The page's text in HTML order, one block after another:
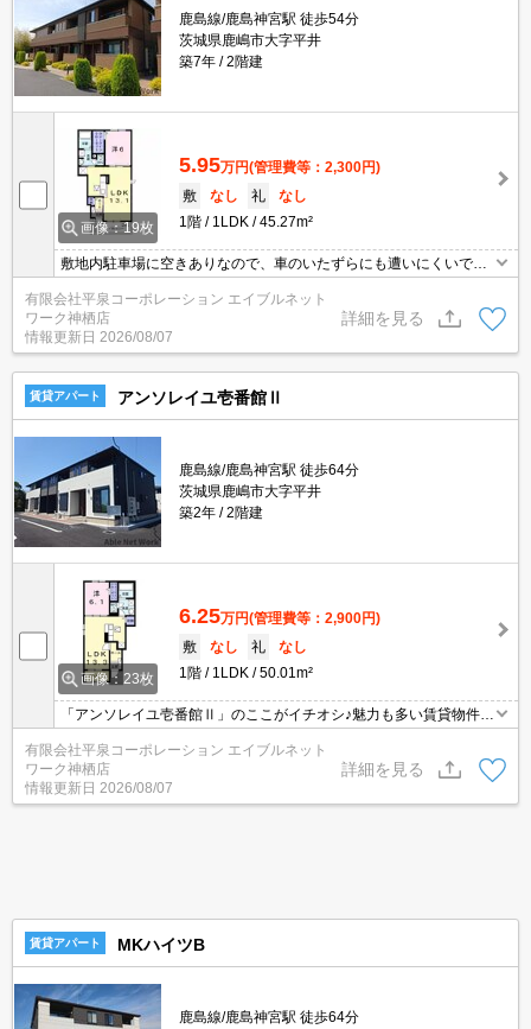
鹿島線/鹿島神宮駅 徒歩54分
茨城県鹿嶋市大字平井
築7年
2階建
画像：19枚
5.95万円(管理費等：2,300円)
敷
なし 礼
なし
1階
1LDK 45.27m²
敷地内駐車場に空きありなので、車のいたずらにも遭いにくいです
☆ドアを開けたり直接会話しなくてもモニター越しに来訪者を確認
できるモニター付きインターホンで防犯対策が可能です☆収納はウ
ォークインクロゼット・シューズボックスなど豊富なので、広々と
空間を利用することも可能です☆賃料が月5.95万円の物件です(^_^)
有限会社平泉コーポレーション エイブルネット
ワーク神栖店
情報更新日 2026/08/07
詳細を見る
賃貸アパート アンソレイユ壱番館Ⅱ
鹿島線/鹿島神宮駅 徒歩64分
茨城県鹿嶋市大字平井
築2年
2階建
画像：23枚
6.25万円(管理費等：2,900円)
敷
なし 礼
なし
1階
1LDK 50.01m²
「アンソレイユ壱番館Ⅱ」のここがイチオシ♪魅力も多い賃貸物件は
いかがでしょうか♪室内設備は浴室乾燥機・洗面所独立など豊富に揃
っており、過ごしやすいお部屋になっております♪モニター越しに来
訪者を確認して、インターホンを通じて室内から会話することがで
きます♪賃料を10万円以下に抑えたい方におすすめです(*´ω`*)
有限会社平泉コーポレーション エイブルネット
ワーク神栖店
情報更新日 2026/08/07
詳細を見る
賃貸アパート MKハイツB
鹿島線/鹿島神宮駅 徒歩64分